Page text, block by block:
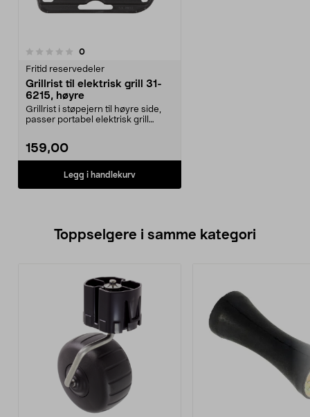
0anmeldelser
Fritid reservedeler
Grillrist til elektrisk grill 31-
6215, høyre
Grillrist i støpejern til høyre side,
passer portabel elektrisk grill
159,00
Legg i handlekurv
Toppselgere i samme kategori